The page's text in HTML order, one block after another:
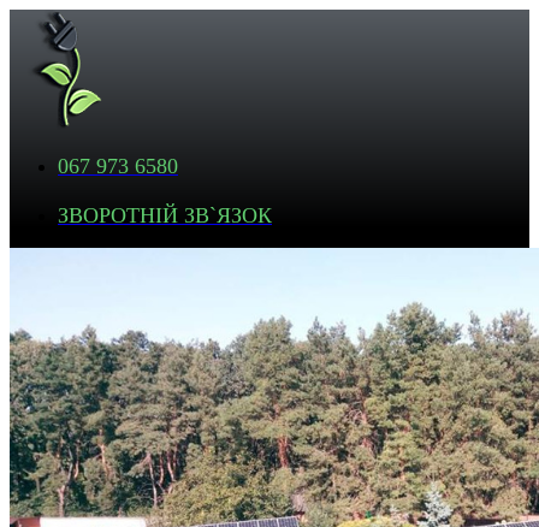
067 973 6580
ЗВОРОТНІЙ ЗВ`ЯЗОК